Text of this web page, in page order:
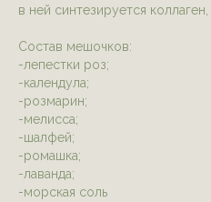
в ней синтезируется
Состав мешочков:
-лепестки роз;
-календула;
-розмарин;
-мелисса;
-шалфей;
-ромашка;
-лаванда;
-морская соль